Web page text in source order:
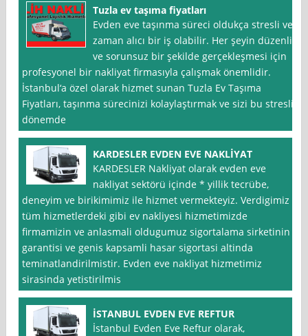
Tuzla ev taşıma fiyatları
Evden eve taşınma süreci oldukça stresli ve
zaman alıcı bir iş olabilir. Her şeyin düzenli
ve sorunsuz bir şekilde gerçekleşmesi için
profesyonel bir nakliyat firmasıyla çalışmak önemlidir.
İstanbul‘a özel olarak hizmet sunan Tuzla Ev Taşıma
Fiyatları, taşınma sürecinizi kolaylaştırmak ve sizi bu stresli
dönemde
KARDESLER EVDEN EVE NAKLİYAT
KARDESLER Nakliyat olarak evden eve
nakliyat sektörü içinde * yillik tecrübe,
deneyim ve birikimimiz ile hizmet vermekteyiz. Verdigimiz
tüm hizmetlerdeki gibi ev nakliyesi hizmetimizde
firmamizin ve anlasmali oldugumuz sigortalama sirketinin
garantisi ve genis kapsamli hasar sigortasi altinda
teminatlandirilmistir. Evden eve nakliyat hizmetimiz
sirasinda yetistirilmis
İSTANBUL EVDEN EVE REFTUR
İstanbul Evden Eve Reftur olarak,